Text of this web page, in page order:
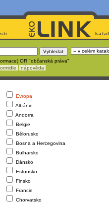
OR "občanská práva"
nápověda
Evropa
Albánie
Andorra
Belgie
Bělorusko
Bosna a Hercegovina
Bulharsko
Dánsko
Estonsko
Finsko
Francie
Chorvatsko